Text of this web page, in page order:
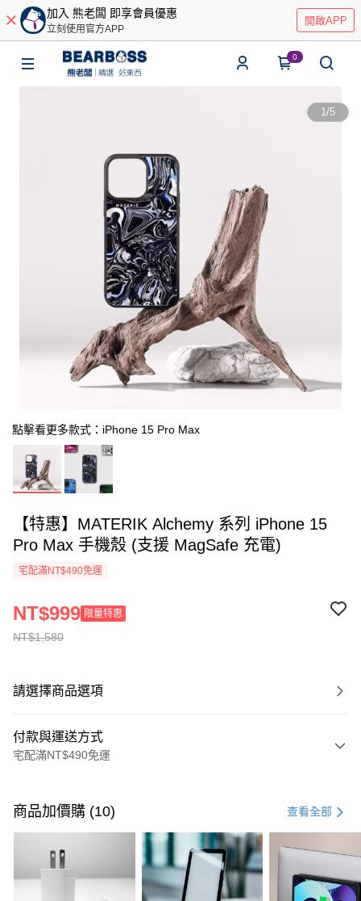
加入 熊老闆 即享會員優惠
立刻使用官方APP
開啟APP
0
1/5
點擊看更多款式：iPhone 15 Pro Max
【特惠】MATERIK Alchemy 系列 iPhone 15
Pro Max 手機殼 (支援 MagSafe 充電)
宅配滿NT$490免運
NT$1,580
NT$999 限量特惠
請選擇商品選項
付款與運送方式
宅配滿NT$490免運
信用卡一次付款
3 期 0 利率 每期 NT$526
第一商業銀行
NT$263 21家銀行
商品加價購 (10) 查看全部